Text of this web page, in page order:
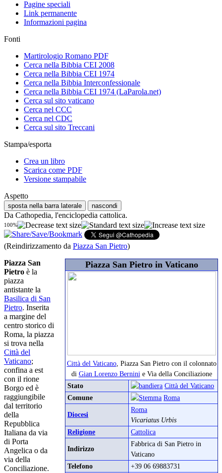
Pagine speciali
Link permanente
Informazioni pagina
Fonti
Martirologio Romano PDF
Cerca nella Bibbia CEI 2008
Cerca nella Bibbia CEI 1974
Cerca nella Bibbia Interconfessionale
Cerca nella Bibbia CEI 1974 (LaParola.net)
Cerca sul sito vaticano
Cerca nel CCC
Cerca nel CDC
Cerca sul sito Treccani
Stampa/esporta
Crea un libro
Scarica come PDF
Versione stampabile
Aspetto
sposta nella barra laterale nascondi
Da Cathopedia, l'enciclopedia cattolica.
100%
(Reindirizzamento da Piazza San Pietro)
Piazza San Pietro in Vaticano
Città del Vaticano, Piazza San Pietro con il colonnato
di Gian Lorenzo Bernini e Via della Conciliazione
Stato
Città del Vaticano
Comune
Roma
Diocesi
Roma
Vicariatus Urbis
Religione
Cattolica
Indirizzo
Fabbrica di San Pietro in
Vaticano
Telefono
+39 06 69883731
Piazza San
Pietro è la
piazza
antistante la
Basilica di San
Pietro. Inserita
a margine del
centro storico di
Roma, la piazza
si trova nella
Città del
Vaticano;
confina a est
con il rione
Borgo ed è
raggiungibile
dal territorio
della
Repubblica
Italiana da via
di Porta
Angelica o da
via della
Conciliazione.